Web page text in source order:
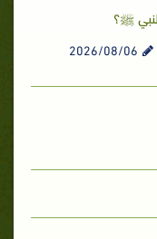
ﷺ؟
2026/08/06